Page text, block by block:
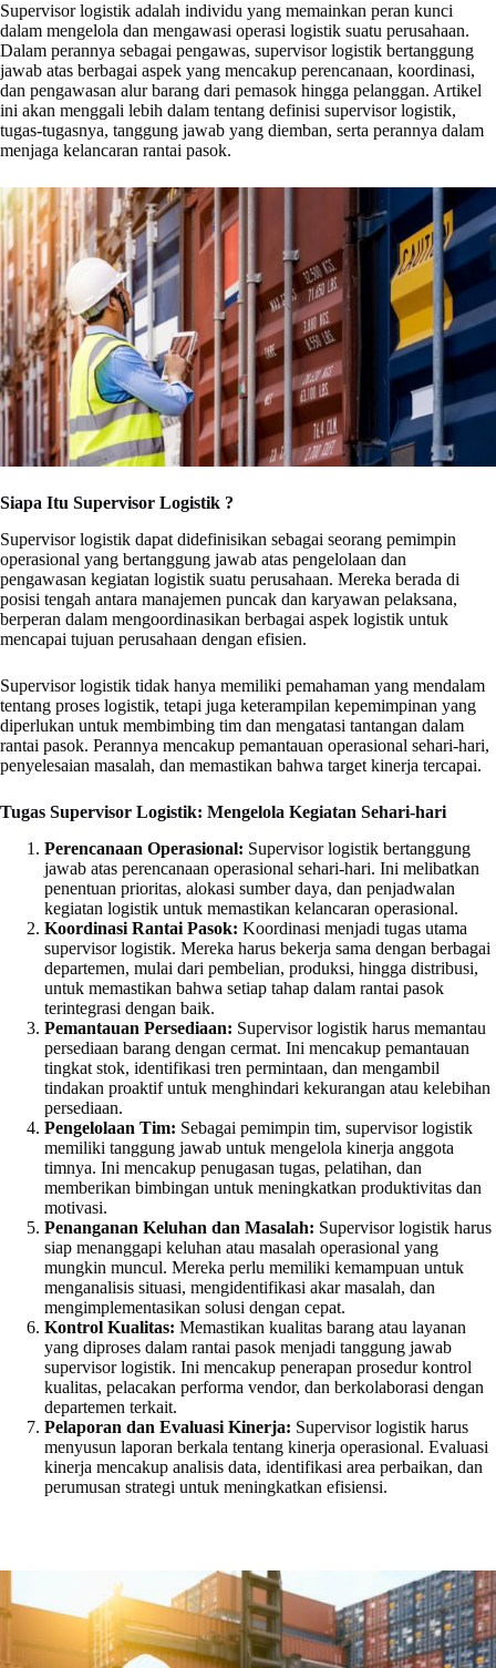
Supervisor logistik adalah individu yang memainkan peran kunci
dalam mengelola dan mengawasi operasi logistik suatu perusahaan.
Dalam perannya sebagai pengawas, supervisor logistik bertanggung
jawab atas berbagai aspek yang mencakup perencanaan, koordinasi,
dan pengawasan alur barang dari pemasok hingga pelanggan. Artikel
ini akan menggali lebih dalam tentang definisi supervisor logistik,
tugas-tugasnya, tanggung jawab yang diemban, serta perannya dalam
menjaga kelancaran rantai pasok.
Siapa Itu Supervisor Logistik ?
Supervisor logistik dapat didefinisikan sebagai seorang pemimpin
operasional yang bertanggung jawab atas pengelolaan dan
pengawasan kegiatan logistik suatu perusahaan. Mereka berada di
posisi tengah antara manajemen puncak dan karyawan pelaksana,
berperan dalam mengoordinasikan berbagai aspek logistik untuk
mencapai tujuan perusahaan dengan efisien.
Supervisor logistik tidak hanya memiliki pemahaman yang mendalam
tentang proses logistik, tetapi juga keterampilan kepemimpinan yang
diperlukan untuk membimbing tim dan mengatasi tantangan dalam
rantai pasok. Perannya mencakup pemantauan operasional sehari-hari,
penyelesaian masalah, dan memastikan bahwa target kinerja tercapai.
Tugas Supervisor Logistik: Mengelola Kegiatan Sehari-hari
Perencanaan Operasional: Supervisor logistik bertanggung
jawab atas perencanaan operasional sehari-hari. Ini melibatkan
penentuan prioritas, alokasi sumber daya, dan penjadwalan
kegiatan logistik untuk memastikan kelancaran operasional.
Koordinasi Rantai Pasok: Koordinasi menjadi tugas utama
supervisor logistik. Mereka harus bekerja sama dengan berbagai
departemen, mulai dari pembelian, produksi, hingga distribusi,
untuk memastikan bahwa setiap tahap dalam rantai pasok
terintegrasi dengan baik.
Pemantauan Persediaan: Supervisor logistik harus memantau
persediaan barang dengan cermat. Ini mencakup pemantauan
tingkat stok, identifikasi tren permintaan, dan mengambil
tindakan proaktif untuk menghindari kekurangan atau kelebihan
persediaan.
Pengelolaan Tim: Sebagai pemimpin tim, supervisor logistik
memiliki tanggung jawab untuk mengelola kinerja anggota
timnya. Ini mencakup penugasan tugas, pelatihan, dan
memberikan bimbingan untuk meningkatkan produktivitas dan
motivasi.
Penanganan Keluhan dan Masalah: Supervisor logistik harus
siap menanggapi keluhan atau masalah operasional yang
mungkin muncul. Mereka perlu memiliki kemampuan untuk
menganalisis situasi, mengidentifikasi akar masalah, dan
mengimplementasikan solusi dengan cepat.
Kontrol Kualitas: Memastikan kualitas barang atau layanan
yang diproses dalam rantai pasok menjadi tanggung jawab
supervisor logistik. Ini mencakup penerapan prosedur kontrol
kualitas, pelacakan performa vendor, dan berkolaborasi dengan
departemen terkait.
Pelaporan dan Evaluasi Kinerja: Supervisor logistik harus
menyusun laporan berkala tentang kinerja operasional. Evaluasi
kinerja mencakup analisis data, identifikasi area perbaikan, dan
perumusan strategi untuk meningkatkan efisiensi.